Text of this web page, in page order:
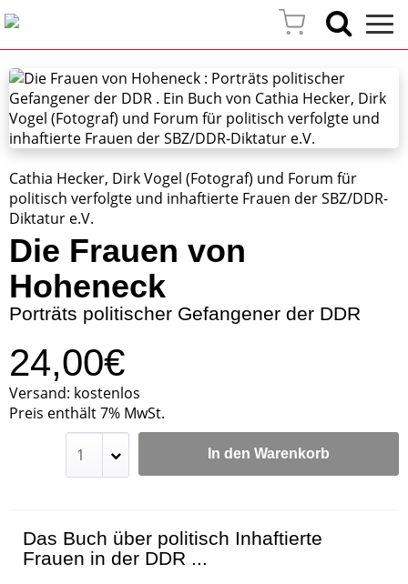
Cathia Hecker, Dirk Vogel (Fotograf) und Forum für
politisch verfolgte und inhaftierte Frauen der SBZ/DDR-
Diktatur e.V.
Die Frauen von
Hoheneck
Porträts politischer Gefangener der DDR
24,00€
Versand: kostenlos
Preis enthält 7% MwSt.
In den Warenkorb
Das Buch über politisch Inhaftierte
Frauen in der DDR ...